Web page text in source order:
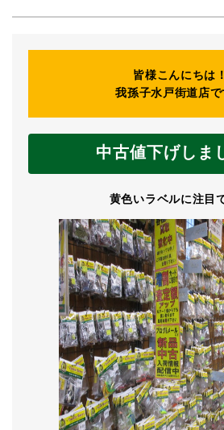
皆様こんにちは！
我孫子水戸街道店で
中古値下げしま
黄色いラベルに注目